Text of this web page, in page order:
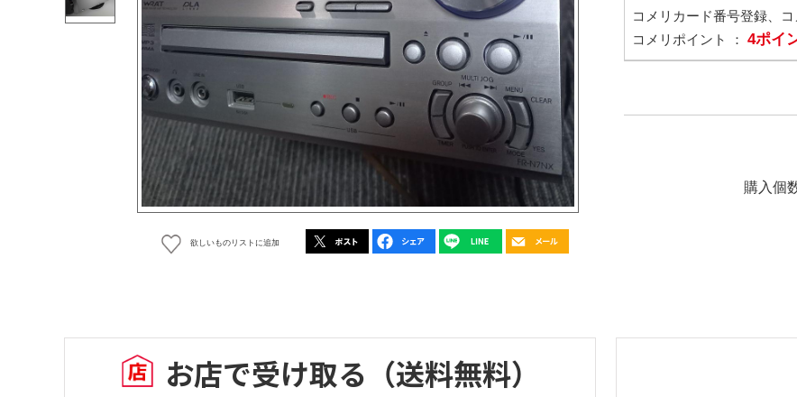
欲しいものリストに追加
コメリカード番号登録、
コメリポイント ： 4ポイ
購入個
お店で受け取る （送料無料）